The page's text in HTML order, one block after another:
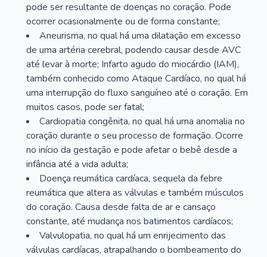
pode ser resultante de doenças no coração. Pode
ocorrer ocasionalmente ou de forma constante;
Aneurisma, no qual há uma dilatação em excesso
de uma artéria cerebral, podendo causar desde AVC
até levar à morte; Infarto agudo do miocárdio (IAM),
também conhecido como Ataque Cardíaco, no qual há
uma interrupção do fluxo sanguíneo até o coração. Em
muitos casos, pode ser fatal;
Cardiopatia congênita, no qual há uma anomalia no
coração durante o seu processo de formação. Ocorre
no início da gestação e pode afetar o bebê desde a
infância até a vida adulta;
Doença reumática cardíaca, sequela da febre
reumática que altera as válvulas e também músculos
do coração. Causa desde falta de ar e cansaço
constante, até mudança nos batimentos cardíacos;
Valvulopatia, no qual há um enrijecimento das
válvulas cardíacas, atrapalhando o bombeamento do